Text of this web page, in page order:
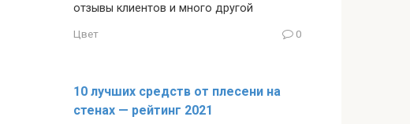
отзывы клиентов и много другой
Цвет 0
10 лучших средств от плесени на
стенах — рейтинг 2021